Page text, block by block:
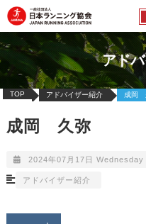
アド
TOP アドバイザー紹介 成岡
成岡 久弥
2024年07月17日 Wednesday
アドバイザー紹介